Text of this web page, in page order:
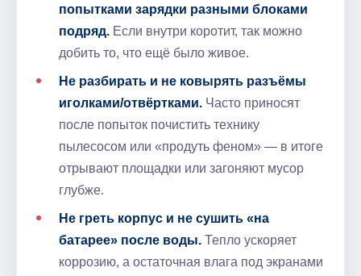
попытками зарядки разными блоками
подряд. Если внутри коротит, так можно
добить то, что ещё было живое.
Не разбирать и не ковырять разъёмы
иголками/отвёртками. Часто приносят
после попыток почистить технику
пылесосом или «продуть феном» — в итоге
отрывают площадки или загоняют мусор
глубже.
Не греть корпус и не сушить «на
батарее» после воды. Тепло ускоряет
коррозию, а остаточная влага под экранами